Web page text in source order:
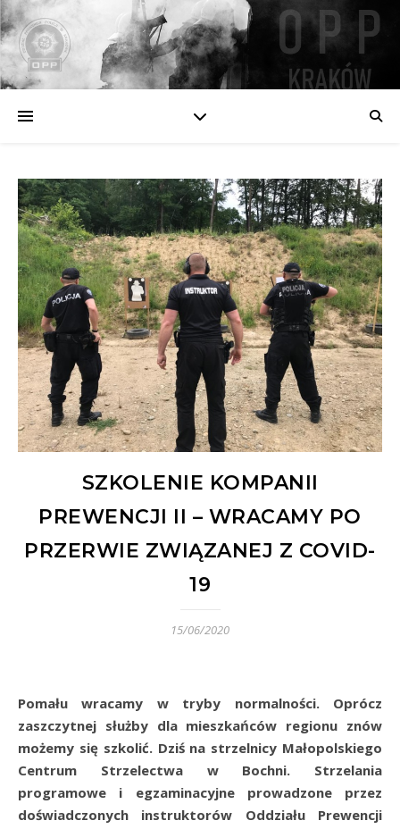
SZKOLENIE KOMPANII
PREWENCJI II – WRACAMY PO
PRZERWIE ZWIĄZANEJ Z COVID-
19
15/06/2020
Pomału wracamy w tryby normalności. Oprócz
zaszczytnej służby dla mieszkańców regionu znów
możemy się szkolić. Dziś na strzelnicy Małopolskiego
Centrum Strzelectwa w Bochni. Strzelania
programowe i egzaminacyjne prowadzone przez
doświadczonych instruktorów Oddziału Prewencji